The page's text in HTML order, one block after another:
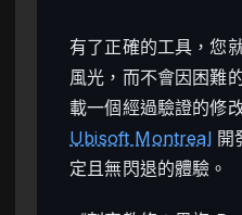
有了正確的工具，您
風光，而不會因困難
載一個經過驗證的修
Ubisoft Montreal開
定且無閃退的體驗。